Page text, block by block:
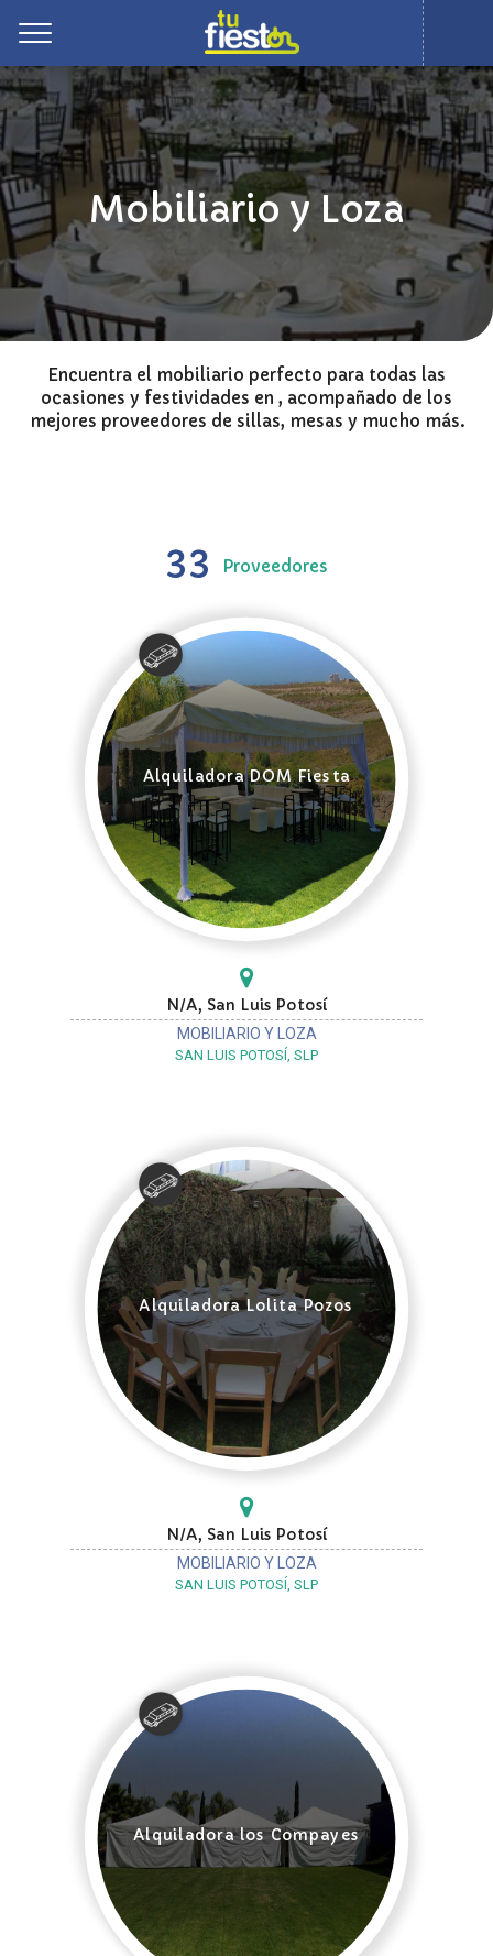
Mobiliario y Loza
Encuentra el mobiliario perfecto para todas las
ocasiones y festividades en , acompañado de los
mejores proveedores de sillas, mesas y mucho más.
33 Proveedores
Alquiladora DOM Fiesta
N/A, San Luis Potosí
MOBILIARIO Y LOZA
SAN LUIS POTOSÍ, SLP
Alquiladora Lolita Pozos
N/A, San Luis Potosí
MOBILIARIO Y LOZA
SAN LUIS POTOSÍ, SLP
Alquiladora los Compayes